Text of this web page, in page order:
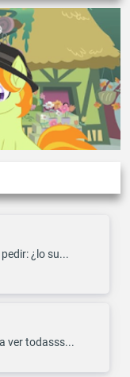
¿lo su...
ver todasss...